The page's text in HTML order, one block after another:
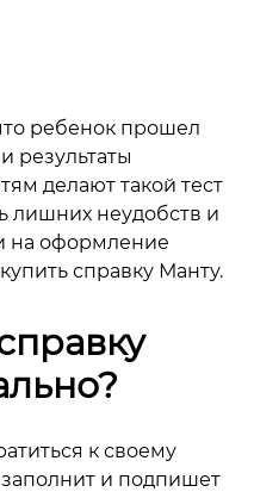
ребенок прошел
результаты
делают такой тест
лишних неудобств и
на оформление
справку Манту.
к своему
и подпишет